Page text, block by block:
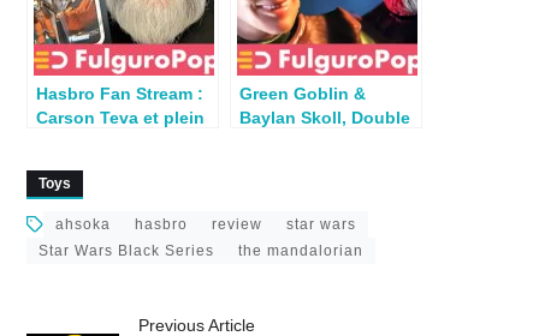
Hasbro Fan Stream :
Carson Teva et plein
Green Goblin &
Baylan Skoll, Double
Toys
ahsoka hasbro review
star wars
Star Wars Black Series
the mandalorian
Previous Article